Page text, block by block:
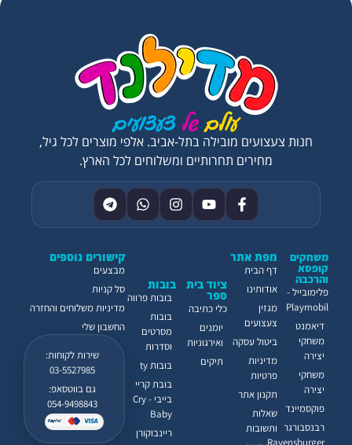
קישורים נוספים
מבצעים
סל קניות
מדיניות משלוחים והחזרה
החשבון שלי
שירות לקוחות:
03-5527985
גם בווטסאפ:
054-9498843
ציוד בית
ספר
כלי כתיבה
יומנים
ואירגוניות
תיקים
בובות
בובות פרווה
בובות
מסרטים
וסדרות
בובות ty
בובת קריי
בייבי - Cry
Baby
ריינבוקורן
משחקים
קופסא
והרכבה
פלימובייל -
Playmobil
דיאמנט
משחקי
יצירה
משחקי
יצירה
פוקסמיינד
רבנסבורגר
מפת אתר
דף הבית
אודותינו
מגזין
צעצועים
ביטול עסקה
מדיניות
פרטיות
תקנון אתר
שאלות
ותשובות
חנות צעצועים מובילה בתל-אביב. אלפי מוצרים לכל גיל,
מחירים תחרותיים ומשלוחים לכל הארץ.